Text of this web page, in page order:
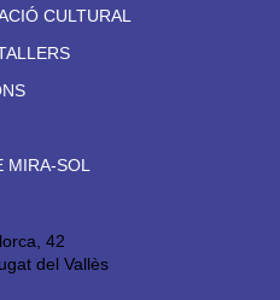
CULTURAL
MIRA-SOL
42
del Vallès